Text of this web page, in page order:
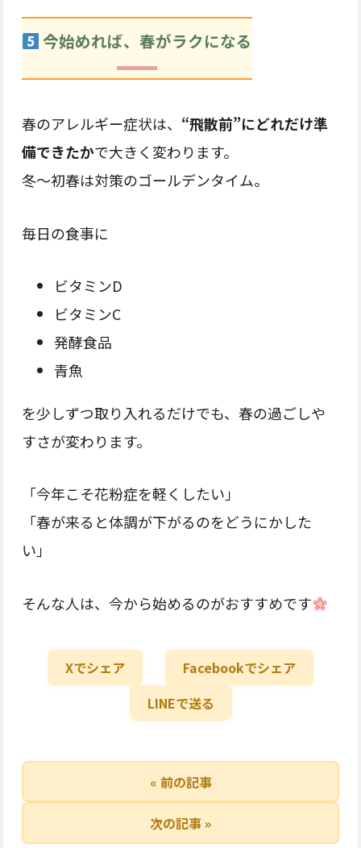
今始めれば、春がラクになる
春のアレルギー症状は、 “飛散前”にどれだけ準
備できたかで大きく変わります。
冬〜初春は対策のゴールデンタイム。
毎日の食事に
ビタミンD
ビタミンC
発酵食品
青魚
を少しずつ取り入れるだけでも、春の過ごしや
すさが変わります。
「今年こそ花粉症を軽くしたい」
「春が来ると体調が下がるのをどうにかした
い」
そんな人は、今から始めるのがおすすめです
Xでシェア
Facebookでシェア
LINEで送る
« 前の記事
次の記事 »